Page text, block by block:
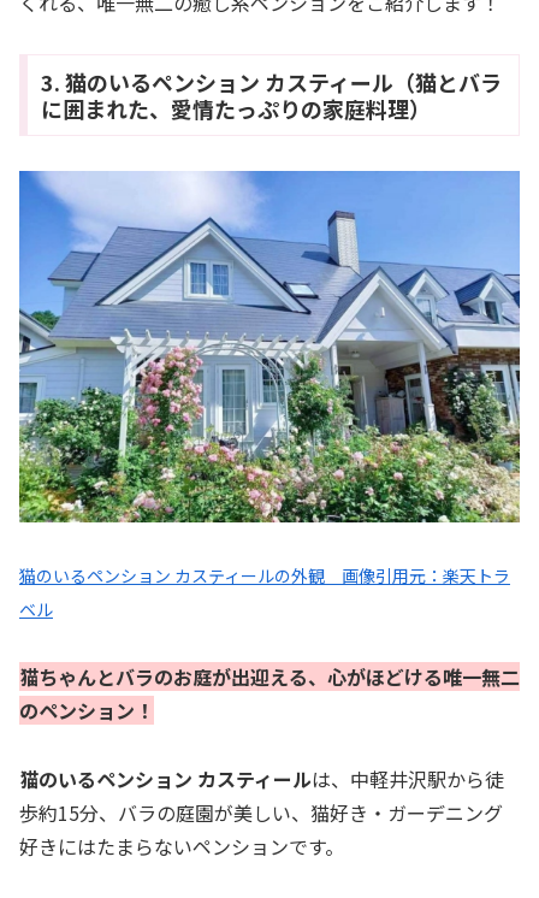
3. 猫のいるペンション カスティール（猫とバラ
に囲まれた、愛情たっぷりの家庭料理）
猫のいるペンション カスティールの外観 画像引用元：楽天トラ
ベル
猫ちゃんとバラのお庭が出迎える、心がほどける唯一無二
のペンション！
猫のいるペンション カスティールは、中軽井沢駅から徒
歩約15分、バラの庭園が美しい、猫好き・ガーデニング
好きにはたまらないペンションです。